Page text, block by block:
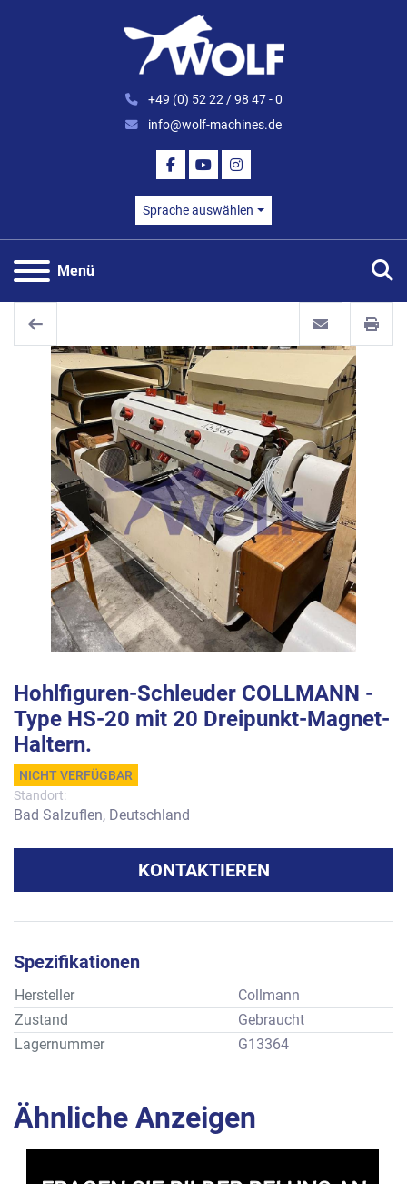
+49 (0) 52 22 / 98 47 - 0
info@wolf-machines.de
FACEBOOK
YOUTUBEINSTAGRAM
Sprache auswählen
Menü
Hohlfiguren-Schleuder COLLMANN -
Type HS-20 mit 20 Dreipunkt-Magnet-
Haltern.
NICHT VERFÜGBAR
Standort:
Bad Salzuflen, Deutschland
KONTAKTIEREN
Spezifikationen
Hersteller
Collmann
Zustand
Gebraucht
Lagernummer
G13364
Ähnliche Anzeigen